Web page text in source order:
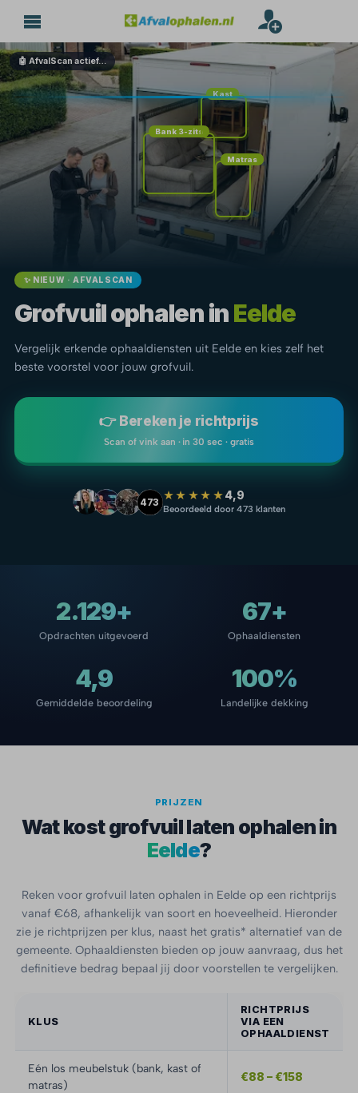
🤖 AfvalScan actief…
Bank 3-zits
Matras
Kast
✨ NIEUW · AFVALSCAN
Grofvuil ophalen inEelde
Vergelijk erkende ophaaldiensten uit Eelde en kies zelf het
beste voorstel voor jouw grofvuil.
👉 Bereken je richtprijs
Scan of vink aan · in 30 sec · gratis
473 ★★★★★4,9
Beoordeeld door 473 klanten
2.129+
Opdrachten uitgevoerd
67+
Ophaaldiensten
4,9
Gemiddelde beoordeling
100%
Landelijke dekking
PRIJZEN
Wat kost grofvuil laten ophalen in
Eelde?
Reken voor grofvuil laten ophalen in Eelde op een richtprijs
vanaf €68, afhankelijk van soort en hoeveelheid. Hieronder
zie je richtprijzen per klus, naast het gratis* alternatief van de
gemeente. Ophaaldiensten bieden op jouw aanvraag, dus het
definitieve bedrag bepaal jij door voorstellen te vergelijken.
KLUS
RICHTPRIJS
VIA EEN
OPHAALDIENST
Eén los meubelstuk (bank, kast of
matras)
€88 – €158